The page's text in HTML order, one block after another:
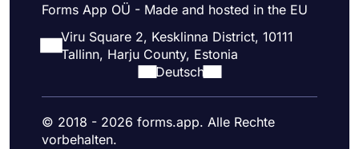
Forms App OÜ - Made and hosted in the EU
Viru Square 2, Kesklinna District, 10111
Tallinn, Harju County, Estonia
Deutsch
© 2018 - 2026 forms.app. Alle Rechte
vorbehalten.